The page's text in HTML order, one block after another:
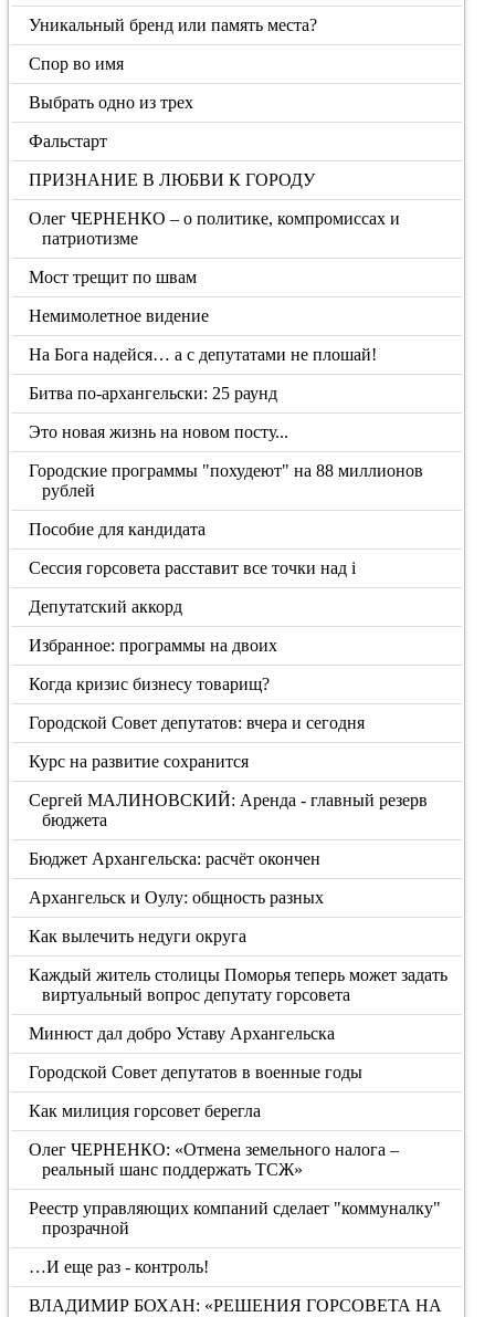
Уникальный бренд или память места?
Спор во имя
Выбрать одно из трех
Фальстарт
ПРИЗНАНИЕ В ЛЮБВИ К ГОРОДУ
Олег ЧЕРНЕНКО – о политике, компромиссах и
патриотизме
Мост трещит по швам
Немимолетное видение
На Бога надейся… а с депутатами не плошай!
Битва по-архангельски: 25 раунд
Это новая жизнь на новом посту...
Городские программы "похудеют" на 88 миллионов
рублей
Пособие для кандидата
Сессия горсовета расставит все точки над i
Депутатский аккорд
Избранное: программы на двоих
Когда кризис бизнесу товарищ?
Городской Совет депутатов: вчера и сегодня
Курс на развитие сохранится
Сергей МАЛИНОВСКИЙ: Аренда - главный резерв
бюджета
Бюджет Архангельска: расчёт окончен
Архангельск и Оулу: общность разных
Как вылечить недуги округа
Каждый житель столицы Поморья теперь может задать
виртуальный вопрос депутату горсовета
Минюст дал добро Уставу Архангельска
Городской Совет депутатов в военные годы
Как милиция горсовет берегла
Олег ЧЕРНЕНКО: «Отмена земельного налога –
реальный шанс поддержать ТСЖ»
Реестр управляющих компаний сделает "коммуналку"
прозрачной
…И еще раз - контроль!
ВЛАДИМИР БОХАН: «РЕШЕНИЯ ГОРСОВЕТА НА